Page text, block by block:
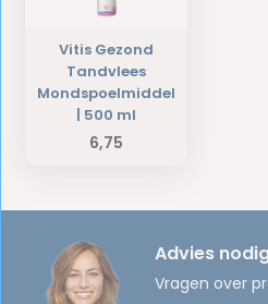
Vitis Gezond
Tandvlees
Mondspoelmiddel
| 500 ml
6,75
Advies
Vragen over